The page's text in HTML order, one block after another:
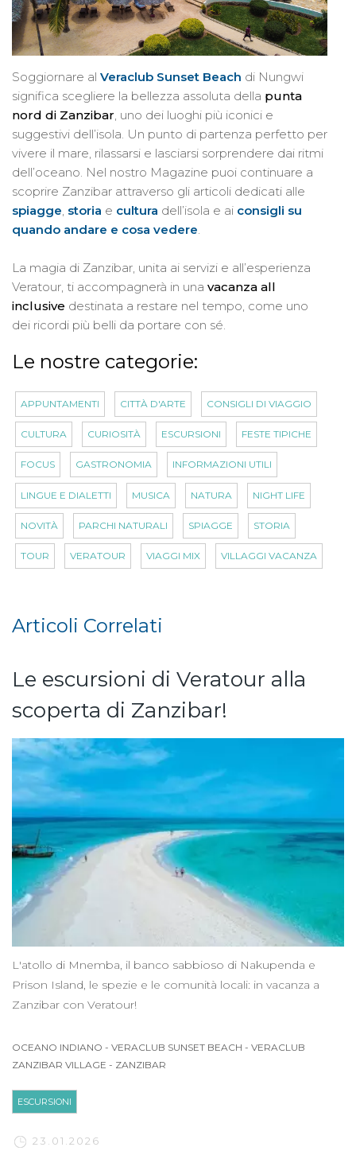
Soggiornare al Veraclub Sunset Beach di Nungwi
significa scegliere la bellezza assoluta della punta
nord di Zanzibar, uno dei luoghi più iconici e
suggestivi dell’isola. Un punto di partenza perfetto per
vivere il mare, rilassarsi e lasciarsi sorprendere dai ritmi
dell’oceano. Nel nostro Magazine puoi continuare a
scoprire Zanzibar attraverso gli articoli dedicati alle
spiagge, storia e cultura dell’isola e ai consigli su
quando andare e cosa vedere.
La magia di Zanzibar, unita ai servizi e all’esperienza
Veratour, ti accompagnerà in una vacanza all
inclusive destinata a restare nel tempo, come uno
dei ricordi più belli da portare con sé.
Le nostre categorie:
APPUNTAMENTI CITTÀ D'ARTE CONSIGLI DI VIAGGIO
CULTURA CURIOSITÀ ESCURSIONI FESTE TIPICHE
FOCUS GASTRONOMIA INFORMAZIONI UTILI
LINGUE E DIALETTI MUSICA NATURA NIGHT LIFE
NOVITÀ PARCHI NATURALI SPIAGGE STORIA
TOUR VERATOUR VIAGGI MIX VILLAGGI VACANZA
Articoli Correlati
Le escursioni di Veratour alla
scoperta di Zanzibar!
L'atollo di Mnemba, il banco sabbioso di Nakupenda e
Prison Island, le spezie e le comunità locali: in vacanza a
Zanzibar con Veratour!
OCEANO INDIANO - VERACLUB SUNSET BEACH - VERACLUB
ZANZIBAR VILLAGE - ZANZIBAR
ESCURSIONI
23.01.2026